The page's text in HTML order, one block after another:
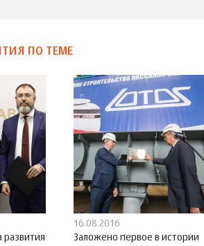
ПО ТЕМЕ
16.08.2016
Заложено первое в истории